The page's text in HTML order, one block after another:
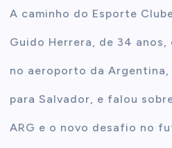
A caminho do Esporte
Guido Herrera, de 34
no aeroporto da Argentina,
para Salvador, e falou
ARG e o novo desafio no